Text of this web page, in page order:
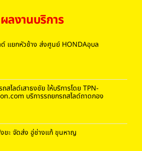
ผลงานบริการ
ด์ แยกหัวช้าง ส่งศูนย์ HONDAอุบล
สไลด์เสาธงชัย ให้บริการโดย TPN-
บริการรถยกรถสไลด์ถาดกอง
งขะ จัดส่ง อู่ช่างแก้ ขุนหาญ